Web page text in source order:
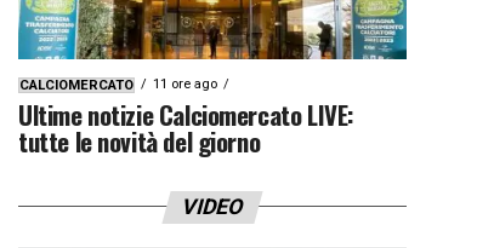
CALCIOMERCATO 11 ore ago
Ultime notizie Calciomercato LIVE:
tutte le novità del giorno
VIDEO